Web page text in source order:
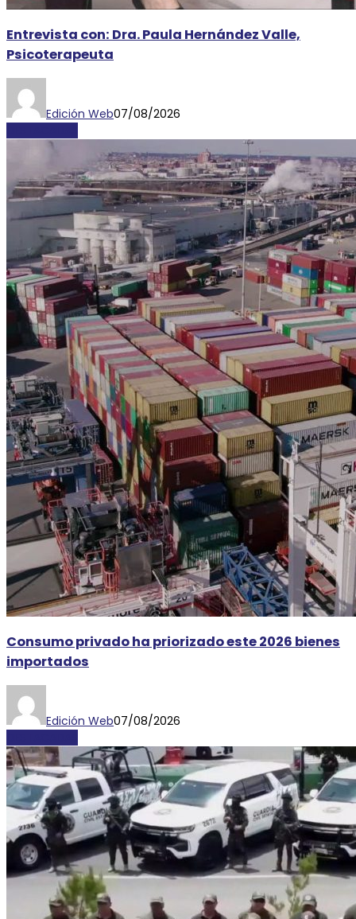
Entrevista con: Dra. Paula Hernández Valle,
Psicoterapeuta
Edición Web07/08/2026
Consumo privado ha priorizado este 2026 bienes
importados
Edición Web07/08/2026